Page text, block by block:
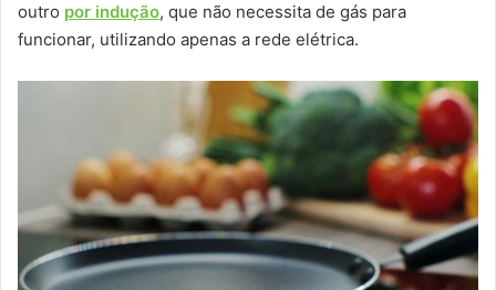
outro por indução, que não necessita de gás para
funcionar, utilizando apenas a rede elétrica.